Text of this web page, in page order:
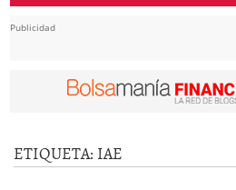
Publicidad
ETIQUETA: IAE